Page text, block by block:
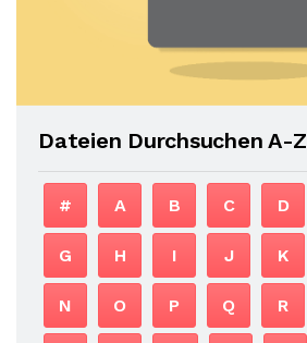
Dateien Durchsuchen A-Z
# A B C D
G H I J K
N O P Q R